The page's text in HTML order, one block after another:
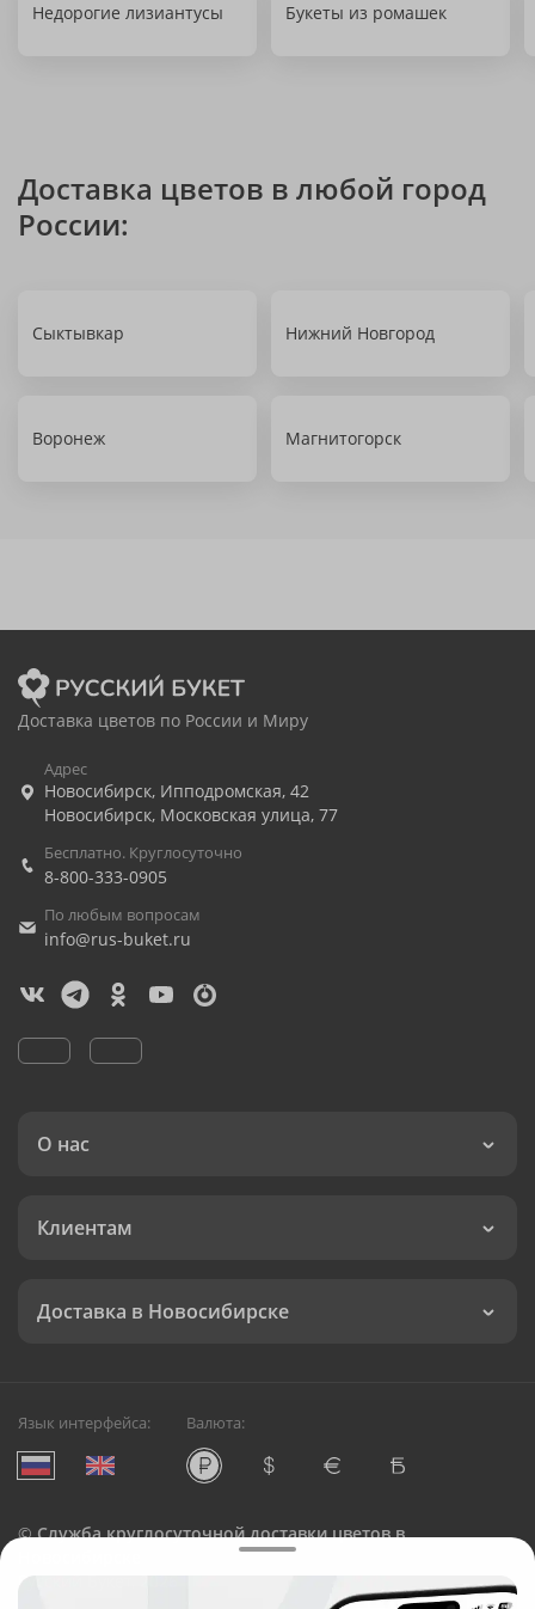
Недорогие лизиантусы Букеты из ромашек
Доставка цветов в любой город
России:
Сыктывкар Нижний Новгород
Воронеж Магнитогорск
Доставка цветов по России и Миру
Адрес
Новосибирск, Ипподромская, 42
Новосибирск, Московская улица, 77
Бесплатно. Круглосуточно
8-800-333-0905
По любым вопросам
info@rus-buket.ru
О нас
Клиентам
Доставка в Новосибирске
Язык интерфейса: Валюта:
©Служба круглосуточной доставки цветов в
Русский Букет, 2026